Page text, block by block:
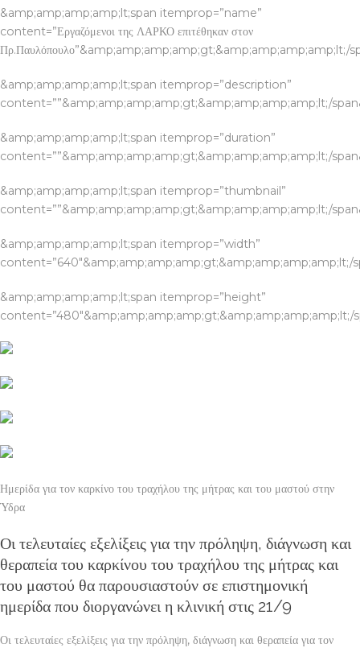
&amp;amp;amp;amp;lt;span itemprop=”name”
content=”Εργαζόμενοι της ΛΑΡΚΟ επιτέθηκαν στον
&amp;amp;amp;amp;lt;span itemprop=”description”
content=””&amp;amp;amp;amp;gt;&amp;amp;amp;amp;lt;/
&amp;amp;amp;amp;lt;span itemprop=”duration”
content=””&amp;amp;amp;amp;gt;&amp;amp;amp;amp;lt;/
&amp;amp;amp;amp;lt;span itemprop=”thumbnail”
content=””&amp;amp;amp;amp;gt;&amp;amp;amp;amp;lt;/
&amp;amp;amp;amp;lt;span itemprop=”width”
content=”640″&amp;amp;amp;amp;gt;&amp;amp;amp;amp;lt;/
&amp;amp;amp;amp;lt;span itemprop=”height”
content=”480″&amp;amp;amp;amp;gt;&amp;amp;amp;amp;lt;/
Ημερίδα για τον καρκίνο του τραχήλου της μήτρας και του μαστού στην
Ύδρα
Οι τελευταίες εξελίξεις για την πρόληψη, διάγνωση και
θεραπεία του καρκίνου του τραχήλου της μήτρας και
του μαστού θα παρουσιαστούν σε επιστημονική
ημερίδα που διοργανώνει η κλινική στις 21/9
Οι τελευταίες εξελίξεις για την πρόληψη, διάγνωση και θεραπεία για τον